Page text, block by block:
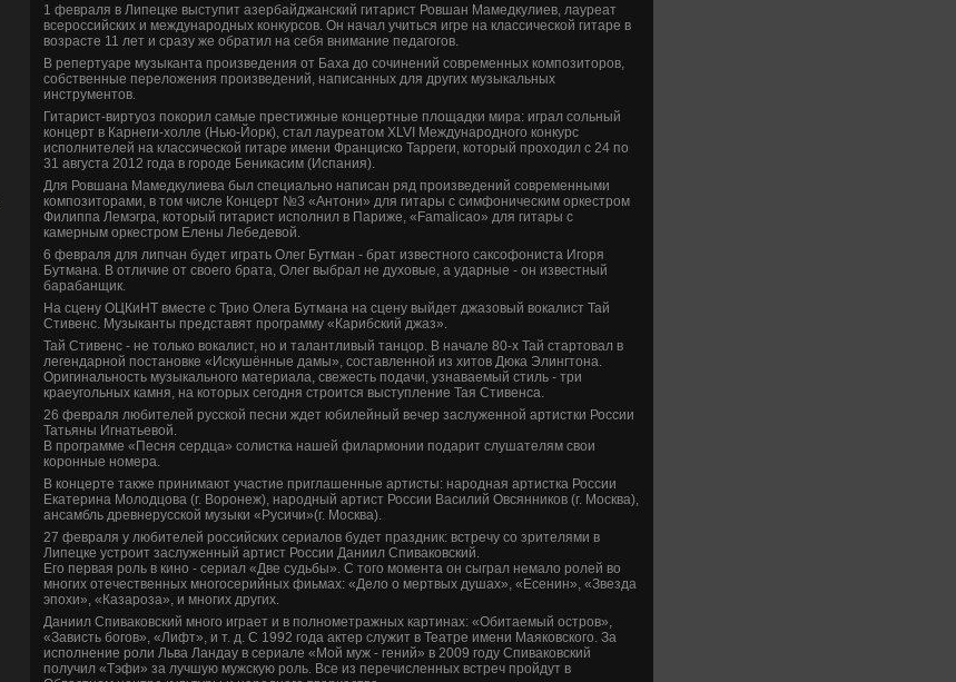
1 февраля в Липецке выступит азербайджанский гитарист Ровшан Мамедкулиев, лауреат
всероссийских и международных конкурсов. Он начал учиться игре на классической гитаре в
возрасте 11 лет и сразу же обратил на себя внимание педагогов.
В репертуаре музыканта произве­де­ния от Баха до сочинений современных композиторов,
собстве­нные переложения произве­де­ний, написанных для других музыкальных
инструментов.
Гитарист-виртуоз покорил самые престижные концертные площадки мира: играл сольный
концерт в Карнеги-холле (Нью-Йорк), стал лауреатом XLVI Международного конкурс
исполнителей на классической гитаре имени Франциско Тарреги, который проходил с 24 по
31 августа 2012 года в городе­ Беникасим (Испания).
Для Ровшана Мамедкулиева был специально написан ряд произве­де­ний современными
композиторами, в том числе Концерт №3 «Антони» для гитары с симфоническим оркестром
Филиппа Лемэгра, который гитарист исполнил в Париже, «Famalicao» для гитары с
камерным оркестром Елены Лебеде­вой.
6 февраля для липчан буде­т играть Олег Бутман - брат изве­стного саксофониста Игоря
Бутмана. В отличие от своего брата, Олег выбрал не духовые, а ударные - он изве­стный
барабанщик.
На сцену ОЦКиНТ вместе с Трио Олега Бутмана на сцену выйде­т джазовый вокалист Тай
Стиве­нс. Музыканты представят программу «Карибский джаз».
Тай Стиве­нс - не только вокалист, но и талантливый танцор. В начале 80-х Тай стартовал в
легендарной постановке «Искушённые дамы», составленной из хитов Дюка Элингтона.
Оригинальность музыкального материала, све­жесть подачи, узнаваемый стиль - три
краеугольных камня, на которых сегодня строится выступление Тая Стиве­нса.
26 февраля люби­телей русской песни жде­т юби­лейный ве­чер заслуженной артистки России
Татьяны Игнатьевой.
В программе «Песня сердца» солистка нашей филармонии подарит слушателям свои
коронные номера.
В концерте также принимают участие приглашенные артисты: народная артистка России
Екатерина Молодцова (г. Воронеж), народный артист России Василий Овсянников (г. Москва),
ансамбль древнерусской музыки «Русичи»(г. Москва).
27 февраля у люби­телей российских сериалов буде­т праздник: встречу со зрителями в
Липецке устроит заслуженный артист России Даниил Спиваковский.
Его первая роль в кино - сериал «Две­ судьбы». С того момента он сыграл немало ролей во
многих отечестве­нных многосерийных фиьмах: «Дело о мертвых душах», «Есенин», «Зве­зда
эпохи», «Казароза», и многих других.
Даниил Спиваковский много играет и в полнометражных картинах: «Оби­таемый остров»,
«Зависть богов», «Лифт», и т. д. С 1992 года актер служит в Театре имени Маяковского. За
исполнение роли Льва Ландау в сериале «Мой муж - гений» в 2009 году Спиваковский
получил «Тэфи» за лучшую мужскую роль. Все из перечисленных встреч пройдут в